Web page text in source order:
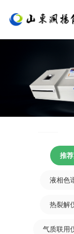
仪，口罩检测仪器，热
推
液相色
热裂解
气质联用